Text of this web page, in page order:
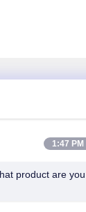
voor
1:47 PM
product are